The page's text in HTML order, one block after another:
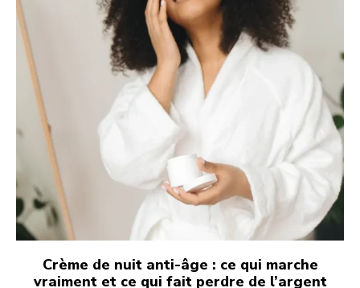
Crème de nuit anti-âge : ce qui marche
vraiment et ce qui fait perdre de l’argent